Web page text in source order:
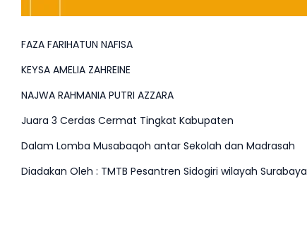
FAZA FARIHATUN NAFISA
KEYSA AMELIA ZAHREINE
NAJWA RAHMANIA PUTRI AZZARA
Juara 3 Cerdas Cermat Tingkat Kabupaten
Dalam Lomba Musabaqoh antar Sekolah dan Madrasah
Diadakan Oleh : TMTB Pesantren Sidogiri wilayah Surabaya